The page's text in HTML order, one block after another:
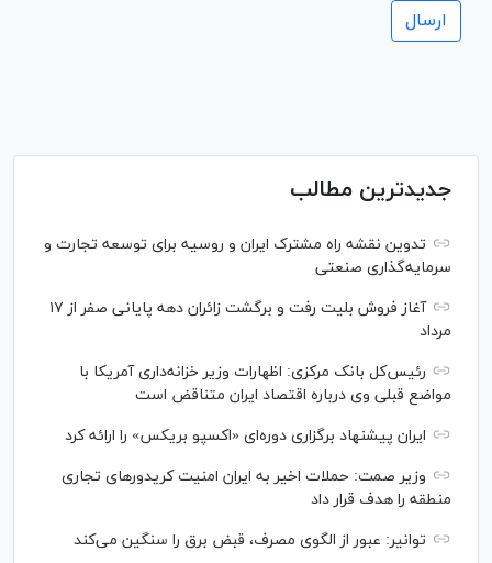
جدیدترین مطالب
تدوین نقشه راه مشترک ایران و روسیه برای توسعه تجارت و
سرمایه‌گذاری صنعتی
آغاز فروش بلیت رفت و برگشت زائران دهه پایانی صفر از ۱۷
مرداد
رئیس‌کل بانک مرکزی: اظهارات وزیر خزانه‌داری آمریکا با
مواضع قبلی وی درباره اقتصاد ایران متناقض است
ایران پیشنهاد برگزاری دوره‌ای «اکسپو بریکس» را ارائه کرد
وزیر صمت: حملات اخیر به ایران امنیت کریدورهای تجاری
منطقه را هدف قرار داد
توانیر: عبور از الگوی مصرف، قبض برق را سنگین می‌کند